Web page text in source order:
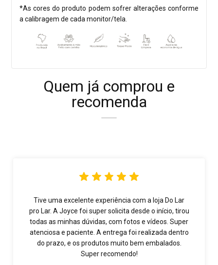
*As cores do produto podem sofrer alterações conforme
a calibragem de cada monitor/tela.
Quem já comprou e
recomenda
Tive uma excelente experiência com a loja Do Lar
pro Lar. A Joyce foi super solicita desde o início, tirou
todas as minhas dúvidas, com fotos e vídeos. Super
atenciosa e paciente. A entrega foi realizada dentro
do prazo, e os produtos muito bem embalados.
Super recomendo!